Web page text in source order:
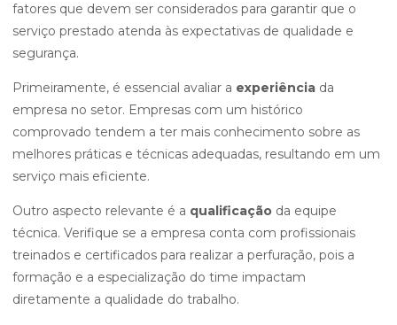
fatores que devem ser considerados para garantir que o
serviço prestado atenda às expectativas de qualidade e
segurança.
Primeiramente, é essencial avaliar a experiência da
empresa no setor. Empresas com um histórico
comprovado tendem a ter mais conhecimento sobre as
melhores práticas e técnicas adequadas, resultando em um
serviço mais eficiente.
Outro aspecto relevante é a qualificação da equipe
técnica. Verifique se a empresa conta com profissionais
treinados e certificados para realizar a perfuração, pois a
formação e a especialização do time impactam
diretamente a qualidade do trabalho.